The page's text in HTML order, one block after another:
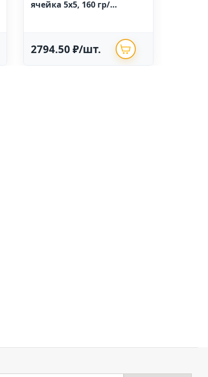
ячейка 5х5, 160 гр/
2794.50 ₽/шт.